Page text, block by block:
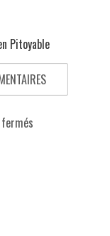
Pitoyable